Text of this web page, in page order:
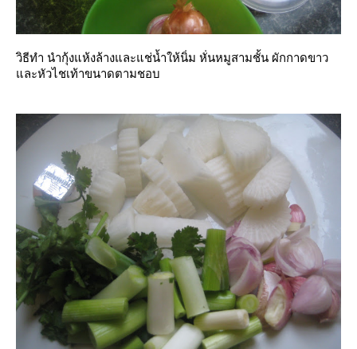
วิธีทำ นำกุ้งแห้งล้างและแช่น้ำให้นิ่ม หั่นหมูสามชั้น ผักกาดขาว
ละหัวไชเท้าขนาดตามชอบ